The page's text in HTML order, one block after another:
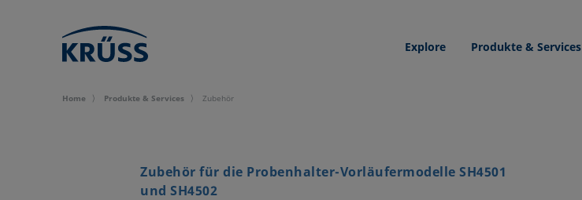
Explore Produkte & Services
Home Produkte & Services Zubehör
Zubehör für die Probenhalter-Vorläufermodelle SH4501
und SH4502